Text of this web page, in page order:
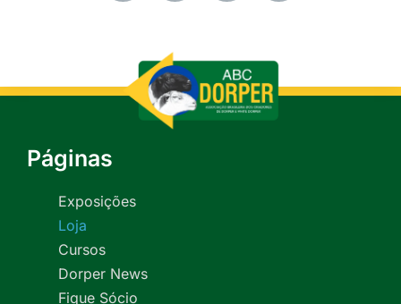
Páginas
Exposições
Loja
Cursos
Dorper News
Fique Sócio